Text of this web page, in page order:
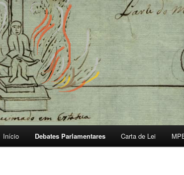
Início Debates Parlamentares Carta de Lei